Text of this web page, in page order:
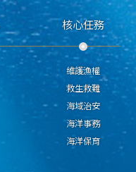
核心任務
維護漁權
救生救難
海域治安
海洋事務
海洋保育